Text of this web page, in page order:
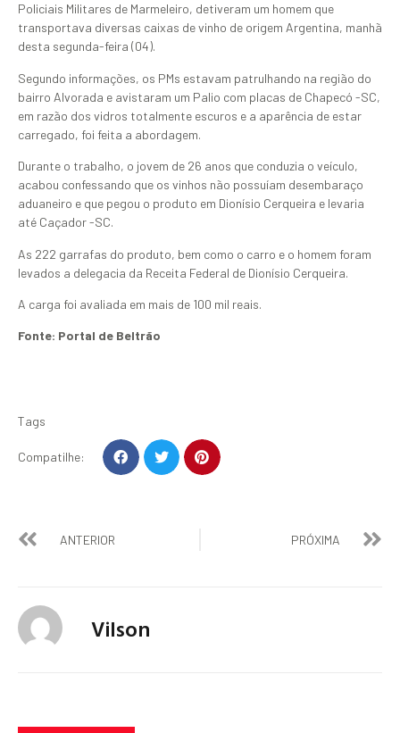
Policiais Militares de Marmeleiro, detiveram um homem que
transportava diversas caixas de vinho de origem Argentina, manhã
desta segunda-feira (04).
Segundo informações, os PMs estavam patrulhando na região do
bairro Alvorada e avistaram um Palio com placas de Chapecó -SC,
em razão dos vidros totalmente escuros e a aparência de estar
carregado, foi feita a abordagem.
Durante o trabalho, o jovem de 26 anos que conduzia o veículo,
acabou confessando que os vinhos não possuíam desembaraço
aduaneiro e que pegou o produto em Dionísio Cerqueira e levaria
até Caçador -SC.
As 222 garrafas do produto, bem como o carro e o homem foram
levados a delegacia da Receita Federal de Dionísio Cerqueira.
A carga foi avaliada em mais de 100 mil reais.
Fonte: Portal de Beltrão
Tags
Compatilhe:
ANTERIOR PRÓXIMA
Vilson